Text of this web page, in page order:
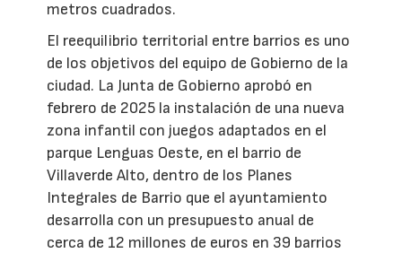
metros cuadrados.
El reequilibrio territorial entre barrios es uno
de los objetivos del equipo de Gobierno de la
ciudad. La Junta de Gobierno aprobó en
febrero de 2025 la instalación de una nueva
zona infantil con juegos adaptados en el
parque Lenguas Oeste, en el barrio de
Villaverde Alto, dentro de los Planes
Integrales de Barrio que el ayuntamiento
desarrolla con un presupuesto anual de
cerca de 12 millones de euros en 39 barrios